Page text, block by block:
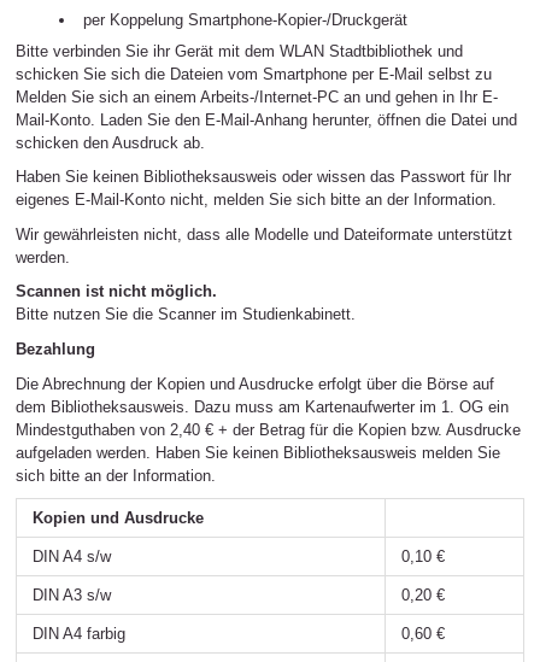
per Koppelung Smartphone-Kopier-/Druckgerät
Bitte verbinden Sie ihr Gerät mit dem WLAN Stadtbibliothek und
schicken Sie sich die Dateien vom Smartphone per E-Mail selbst zu
Melden Sie sich an einem Arbeits-/Internet-PC an und gehen in Ihr E-
Mail-Konto. Laden Sie den E-Mail-Anhang herunter, öffnen die Datei und
schicken den Ausdruck ab.
Haben Sie keinen Bibliotheksausweis oder wissen das Passwort für Ihr
eigenes E-Mail-Konto nicht, melden Sie sich bitte an der Information.
Wir gewährleisten nicht, dass alle Modelle und Dateiformate unterstützt
werden.
Scannen ist nicht möglich.
Bitte nutzen Sie die Scanner im Studienkabinett.
Bezahlung
Die Abrechnung der Kopien und Ausdrucke erfolgt über die Börse auf
dem Bibliotheksausweis. Dazu muss am Kartenaufwerter im 1. OG ein
Mindestguthaben von 2,40 € + der Betrag für die Kopien bzw. Ausdrucke
aufgeladen werden. Haben Sie keinen Bibliotheksausweis melden Sie
sich bitte an der Information.
Kopien und Ausdrucke
DIN A4 s/w 0,10 €
DIN A3 s/w 0,20 €
DIN A4 farbig 0,60 €